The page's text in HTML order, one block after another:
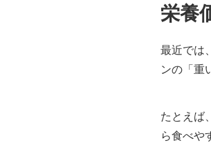
栄養
最近では
ンの「重
たとえば
ら食べや